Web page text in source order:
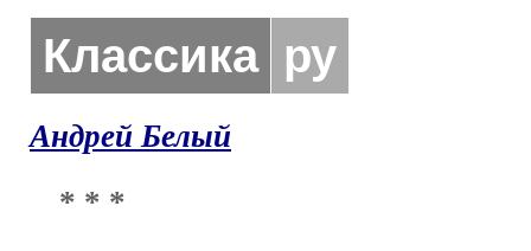
Классика ру
Андрей Белый
* * *